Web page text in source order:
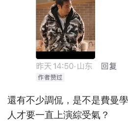
還有不少調侃，是不是費曼
人才要一直上演綜受氣？